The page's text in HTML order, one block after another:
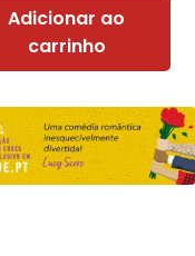
Adicionar ao
carrinho